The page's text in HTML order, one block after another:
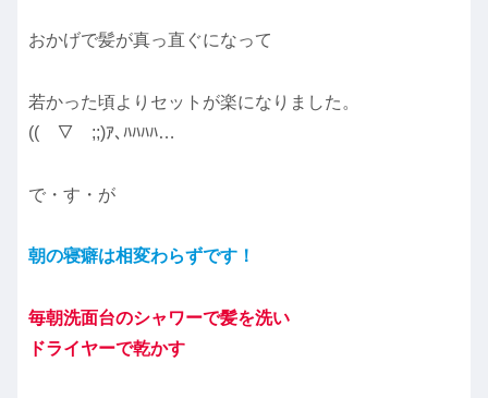
おかげで髪が真っ直ぐになって
若かった頃よりセットが楽になりました。
((￣▽￣;;)ｱ､ﾊﾊﾊﾊ…
で・す・が
朝の寝癖は相変わらずです！
毎朝洗面台のシャワーで髪を洗い
ドライヤーで乾かす